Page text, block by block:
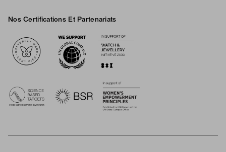
Nos Certifications Et Partenariats